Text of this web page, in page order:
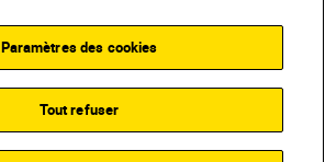
Paramètres des cookies
Tout refuser